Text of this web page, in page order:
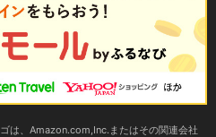
は、Amazon.com,Inc.またはその関連会社